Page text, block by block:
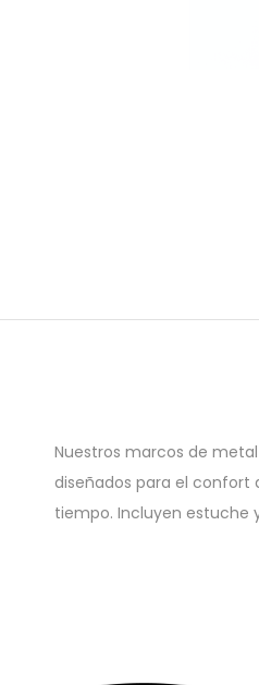
Nuestros marcos de
diseñados para el confort
tiempo. Incluyen estuche